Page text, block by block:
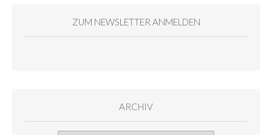
ZUM NEWSLETTER ANMELDEN
ARCHIV